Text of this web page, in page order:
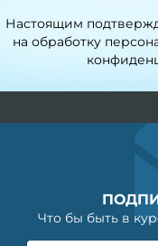
Настоящим
на обработку
Что бы быть в